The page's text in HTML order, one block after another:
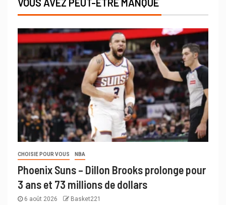
VOUS AVEZ PEUT-ÊTRE MANQUÉ
CHOISIE POUR VOUS NBA
Phoenix Suns – Dillon Brooks prolonge pour
3 ans et 73 millions de dollars
6 août 2026 Basket221